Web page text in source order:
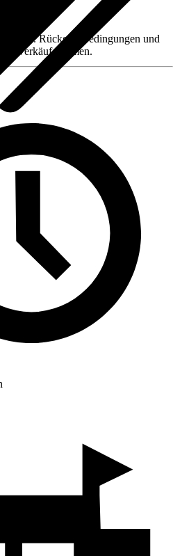
z. B. Rückgabebedingungen und
Verkäufernamen.